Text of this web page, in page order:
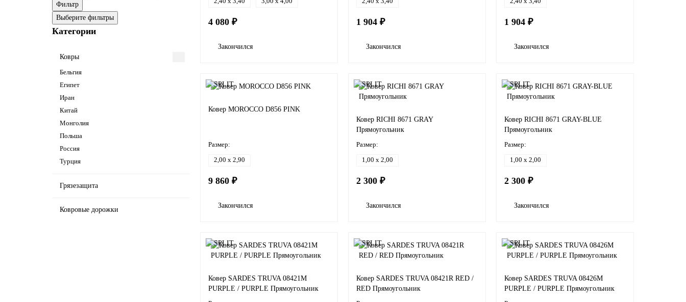
Фильтр
Выберите фильтры
Категории
Ковры
Бельгия
Египет
Иран
Китай
Монголия
Польша
Россия
Турция
Грязезащита
Ковровые дорожки
4 080 ₽
Закончился
1 904 ₽
Закончился
1 904 ₽
Закончился
Ковер MOROCCO D856 PINK
Размер:
2,00 x 2,90
9 860 ₽
Закончился
Ковер RICHI 8671 GRAY
Прямоугольник
Размер:
1,00 x 2,00
2 300 ₽
Закончился
Ковер RICHI 8671 GRAY-BLUE
Прямоугольник
Размер:
1,00 x 2,00
2 300 ₽
Закончился
Ковер SARDES TRUVA 08421M
PURPLE / PURPLE Прямоугольник
Ковер SARDES TRUVA 08421R RED /
RED Прямоугольник
Ковер SARDES TRUVA 08426M
PURPLE / PURPLE Прямоугольник